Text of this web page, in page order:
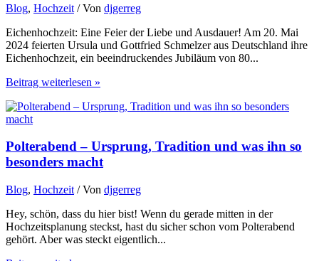
Blog, Hochzeit / Von djgerreg
Eichenhochzeit: Eine Feier der Liebe und Ausdauer! Am 20. Mai
2024 feierten Ursula und Gottfried Schmelzer aus Deutschland ihre
Eichenhochzeit, ein beeindruckendes Jubiläum von 80...
Beitrag weiterlesen »
Polterabend – Ursprung, Tradition und was ihn so
besonders macht
Blog, Hochzeit / Von djgerreg
Hey, schön, dass du hier bist! Wenn du gerade mitten in der
Hochzeitsplanung steckst, hast du sicher schon vom Polterabend
gehört. Aber was steckt eigentlich...